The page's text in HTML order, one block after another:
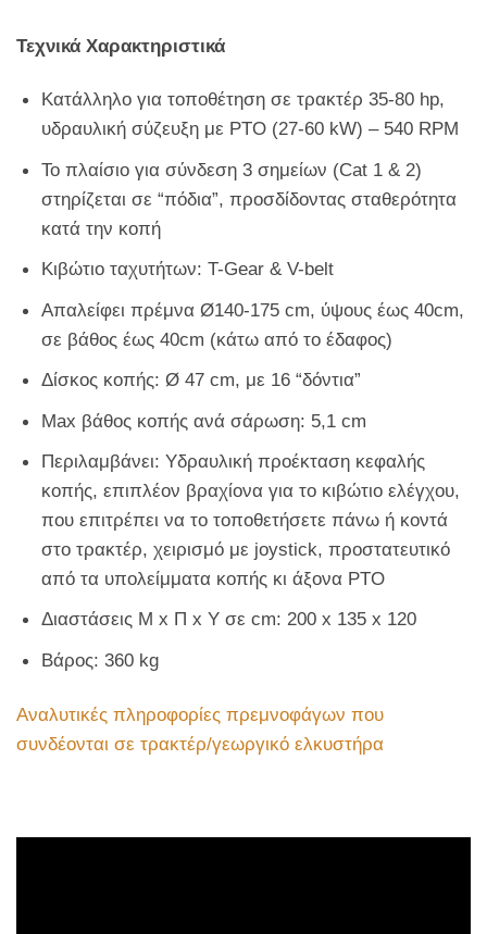
Τεχνικά Χαρακτηριστικά
Κατάλληλο για τοποθέτηση σε τρακτέρ 35-80 hp,
υδραυλική σύζευξη με PTO (27-60 kW) – 540 RPM
Το πλαίσιο για σύνδεση 3 σημείων (Cat 1 & 2)
στηρίζεται σε “πόδια”, προσδίδοντας σταθερότητα
κατά την κοπή
Κιβώτιο ταχυτήτων: T-Gear & V-belt
Απαλείφει πρέμνα Ø140-175 cm, ύψους έως 40cm,
σε βάθος έως 40cm (κάτω από το έδαφος)
Δίσκος κοπής: Ø 47 cm, με 16 “δόντια”
Μax βάθος κοπής ανά σάρωση: 5,1 cm
Περιλαμβάνει: Υδραυλική προέκταση κεφαλής
κοπής, επιπλέον βραχίονα για το κιβώτιο ελέγχου,
που επιτρέπει να το τοποθετήσετε πάνω ή κοντά
στο τρακτέρ, χειρισμό με joystick, προστατευτικό
από τα υπολείμματα κοπής κι άξονα PTO
Διαστάσεις Μ x Π x Υ σε cm: 200 x 135 x 120
Βάρος: 360 kg
Αναλυτικές πληροφορίες πρεμνοφάγων που
συνδέονται σε τρακτέρ/γεωργικό ελκυστήρα